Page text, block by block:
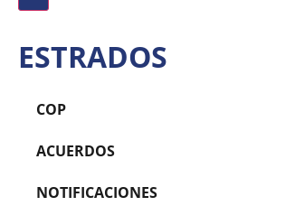
ESTRADOS
COP
ACUERDOS
NOTIFICACIONES